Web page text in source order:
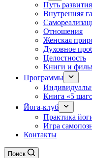
Путь развития
Внутренняя
Отношения
Женская
Духовное
Целостность
Книги и
Программы
Книга «5
Йога-клуб
Практика
Игра
Контакты
Поиск